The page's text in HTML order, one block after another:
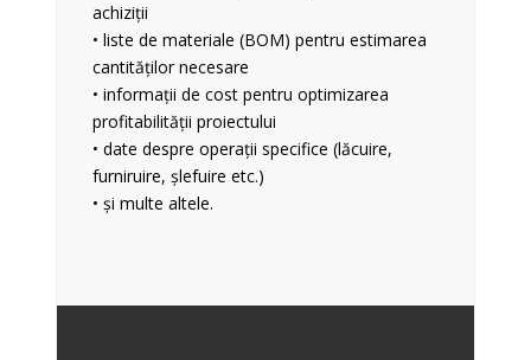
achiziții
• liste de materiale (BOM) pentru estimarea
cantităților necesare
• informații de cost pentru optimizarea
profitabilității proiectului
• date despre operații specifice (lăcuire,
furniruire, șlefuire etc.)
• și multe altele.